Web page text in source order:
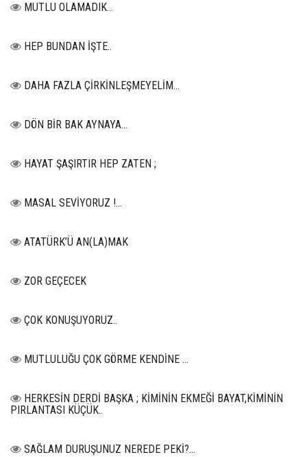
MUTLU OLAMADIK…
HEP BUNDAN İŞTE..
DAHA FAZLA ÇİRKİNLEŞMEYELİM…
DÖN BİR BAK AYNAYA...
HAYAT ŞAŞIRTIR HEP ZATEN ;
MASAL SEVİYORUZ !...
ATATÜRK’Ü AN(LA)MAK
ZOR GEÇECEK
ÇOK KONUŞUYORUZ..
MUTLULUĞU ÇOK GÖRME KENDİNE …
HERKESİN DERDİ BAŞKA ; KİMİNİN EKMEĞİ BAYAT,KİMİNİN
PIRLANTASI KÜÇÜK..
SAĞLAM DURUŞUNUZ NEREDE PEKİ?...